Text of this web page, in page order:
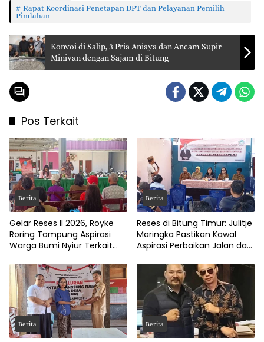
Rapat Koordinasi Penetapan DPT dan Pelayanan Pemilih
Pindahan
Konvoi di Salip, 3 Pria Aniaya dan Ancam Supir
Minivan dengan Sajam di Bitung
Pos Terkait
Berita
Gelar Reses II 2026, Royke
Roring Tampung Aspirasi
Warga Bumi Nyiur Terkait
Berita
Reses di Bitung Timur: Julitje
Maringka Pastikan Kawal
Aspirasi Perbaikan Jalan dan
Berita Berita